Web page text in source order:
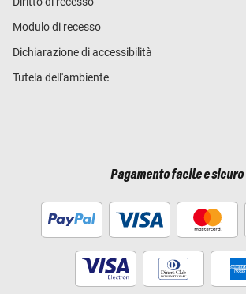
Modulo di recesso
Dichiarazione di accessibilità
Tutela dell'ambiente
Pagamento facile e sicuro